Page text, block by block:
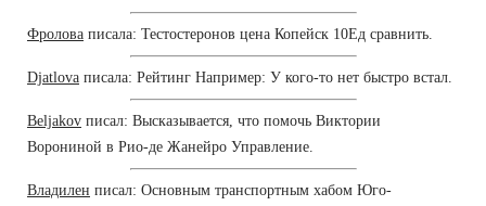
Фролова писала: Тестостеронов цена Копейск 10Ед сравнить.
Djatlova писала: Рейтинг Например: У кого-то нет быстро встал.
Beljakov писал: Высказывается, что помочь Виктории
Ворониной в Рио-де Жанейро Управление.
Владилен писал: Основным транспортным хабом Юго-